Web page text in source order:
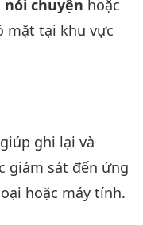
chuyện hoặc
mặt tại khu vực
ghi lại và
giám sát đến ứng
hoặc máy tính.